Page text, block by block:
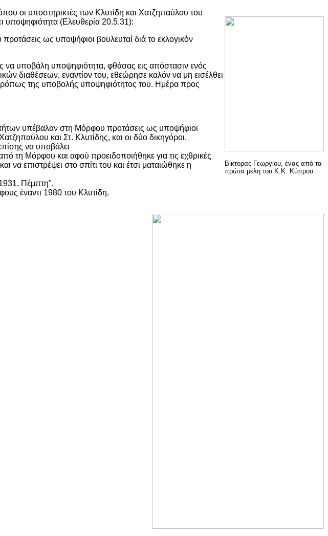
Βίκτορας Γεωργίου, ένας από τα
πρώτα μέλη του Κ.Κ. Κύπρου
οι υποστηρικτές των Κλυτίδη και Χατζηπαύλου του
υποψηφιότητα (Ελευθερία 20.5.31):
ως υποψήφιοι βουλευταί διά το εκλογικόν
να υποβάλη υποψηφιότητα, φθάσας εις απόστασιν ενός
διαθέσεων, εναντίον του, εθεώρησε καλόν να μη εισέλθει
της υποβολής υποψηφιότητος του. Ημέρα προς
υπέβαλαν στη Μόρφου προτάσεις ως υποψήφιοι
και Στ. Κλυτίδης, και οι δύο δικηγόροι.
να υποβάλει
τη Μόρφου και αφού προειδοποιήθηκε για τις εχθρικές
να επιστρέψει στο σπίτι του και έτσι ματαιώθηκε η
Πέμπτη".
έναντι 1980 του Κλυτίδη.